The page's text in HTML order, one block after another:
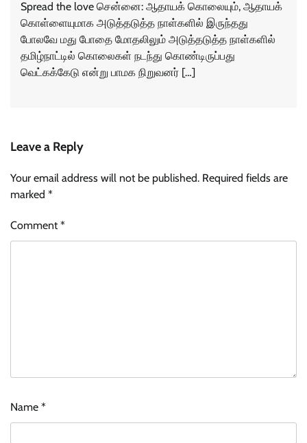
Spread the love சென்னை: ஆதாயக் கொலையும், ஆதாயக்
கொள்ளையுமாக அடுத்தடுத்த நாள்களில் இருந்தது
போலவே மது போதை மோதலிலும் அடுத்தடுத்த நாள்களில்
தமிழ்நாட்டில் கொலைகள் நடந்து கொண்டிருப்பது
வெட்கக்கேடு என்று பாமக நிறுவனர் […]
Leave a Reply
Your email address will not be published. Required fields are
marked *
Comment*
Name *